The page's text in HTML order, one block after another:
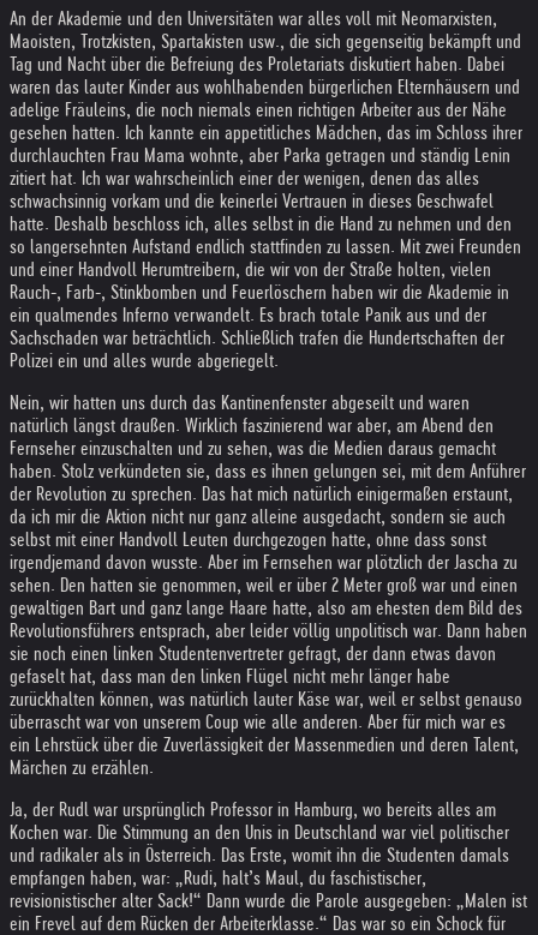
An der Akademie und den Universitäten war alles voll mit Neomarxisten,
Maoisten, Trotzkisten, Spartakisten usw., die sich gegenseitig bekämpft und
Tag und Nacht über die Befreiung des Proletariats diskutiert haben. Dabei
waren das lauter Kinder aus wohlhabenden bürgerlichen Elternhäusern und
adelige Fräuleins, die noch niemals einen richtigen Arbeiter aus der Nähe
gesehen hatten. Ich kannte ein appetitliches Mädchen, das im Schloss ihrer
durchlauchten Frau Mama wohnte, aber Parka getragen und ständig Lenin
zitiert hat. Ich war wahrscheinlich einer der wenigen, denen das alles
schwachsinnig vorkam und die keinerlei Vertrauen in dieses Geschwafel
hatte. Deshalb beschloss ich, alles selbst in die Hand zu nehmen und den
so langersehnten Aufstand endlich stattfinden zu lassen. Mit zwei Freunden
und einer Handvoll Herumtreibern, die wir von der Straße holten, vielen
Rauch-, Farb-, Stinkbomben und Feuerlöschern haben wir die Akademie in
ein qualmendes Inferno verwandelt. Es brach totale Panik aus und der
Sachschaden war beträchtlich. Schließlich trafen die Hundertschaften der
Polizei ein und alles wurde abgeriegelt.
Nein, wir hatten uns durch das Kantinenfenster abgeseilt und waren
natürlich längst draußen. Wirklich faszinierend war aber, am Abend den
Fernseher einzuschalten und zu sehen, was die Medien daraus gemacht
haben. Stolz verkündeten sie, dass es ihnen gelungen sei, mit dem Anführer
der Revolution zu sprechen. Das hat mich natürlich einigermaßen erstaunt,
da ich mir die Aktion nicht nur ganz alleine ausgedacht, sondern sie auch
selbst mit einer Handvoll Leuten durchgezogen hatte, ohne dass sonst
irgendjemand davon wusste. Aber im Fernsehen war plötzlich der Jascha zu
sehen. Den hatten sie genommen, weil er über 2 Meter groß war und einen
gewaltigen Bart und ganz lange Haare hatte, also am ehesten dem Bild des
Revolutionsführers entsprach, aber leider völlig unpolitisch war. Dann haben
sie noch einen linken Studentenvertreter gefragt, der dann etwas davon
gefaselt hat, dass man den linken Flügel nicht mehr länger habe
zurückhalten können, was natürlich lauter Käse war, weil er selbst genauso
überrascht war von unserem Coup wie alle anderen. Aber für mich war es
ein Lehrstück über die Zuverlässigkeit der Massenmedien und deren Talent,
Märchen zu erzählen.
Ja, der Rudl war ursprünglich Professor in Hamburg, wo bereits alles am
Kochen war. Die Stimmung an den Unis in Deutschland war viel politischer
und radikaler als in Österreich. Das Erste, womit ihn die Studenten damals
empfangen haben, war: „Rudi, halt’s Maul, du faschistischer,
revisionistischer alter Sack!“ Dann wurde die Parole ausgegeben: „Malen ist
ein Frevel auf dem Rücken der Arbeiterklasse.“ Das war so ein Schock für